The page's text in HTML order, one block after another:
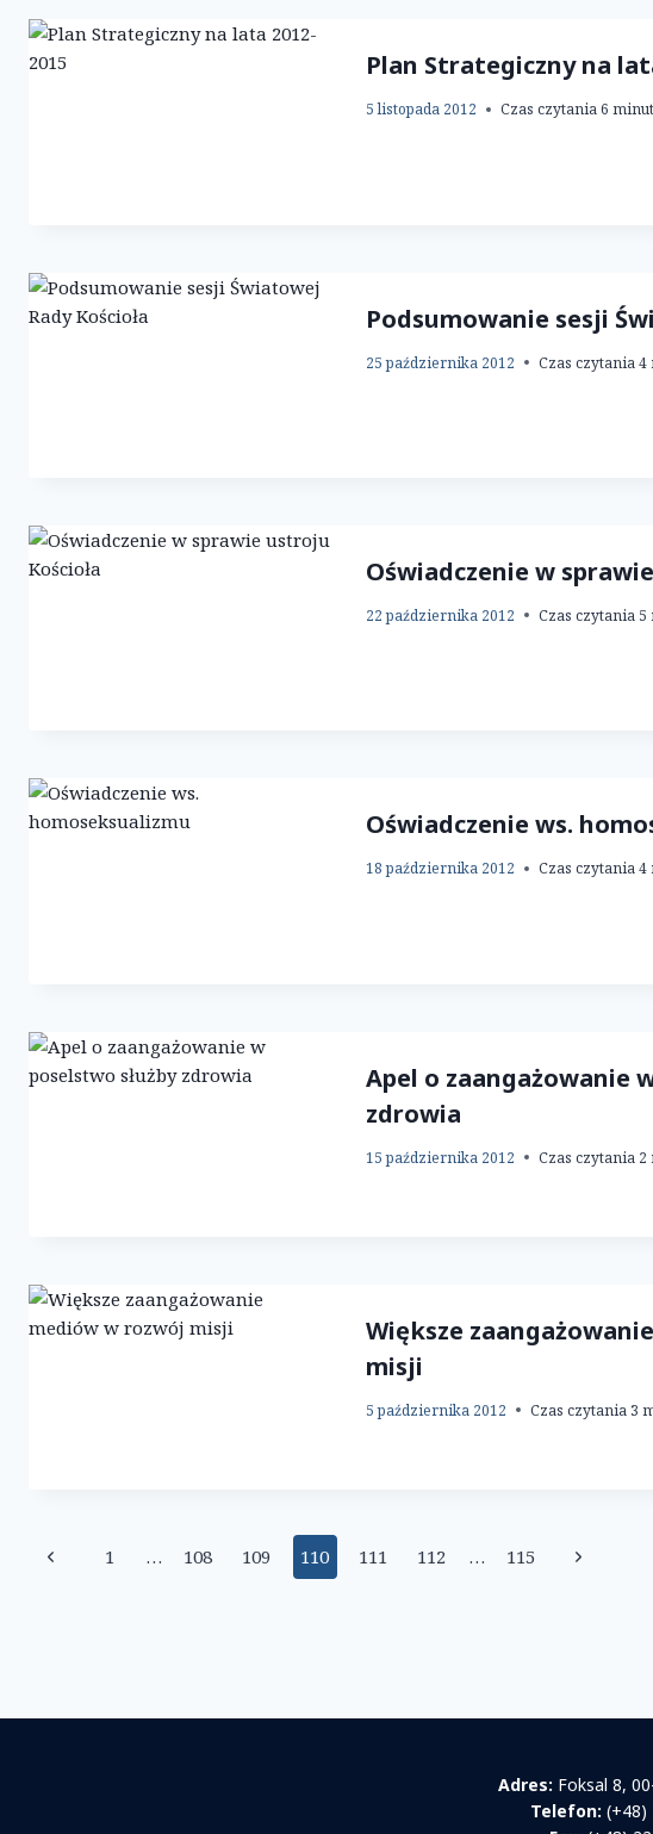
Plan Strategiczny na
5 listopada 2012 Czas czytania6
Podsumowanie sesji
25 października 2012 Czas czytania4
Oświadczenie w
22 października 2012 Czas czytania5
Oświadczenie ws.
18 października 2012 Czas czytania4
Apel o zaangażowanie
zdrowia
15 października 2012 Czas czytania2
Większe
misji
5 października 2012 Czas czytania3
Nawigacja
Poprzednia
1 … 108 109 110 111 112 … 115
Następna
Adres: Foksal 8,
Telefon: (+48)